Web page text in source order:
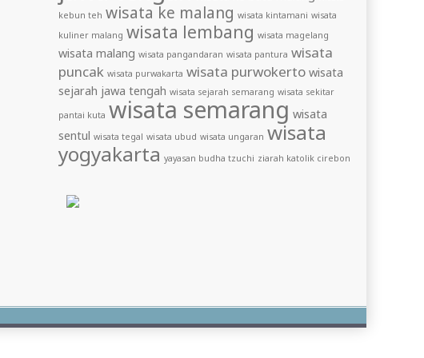
kebun teh wisata ke malang wisata kintamani wisata
kuliner malang wisata lembang wisata magelang
wisata malang wisata pangandaran wisata pantura wisata
puncak wisata purwakarta wisata purwokerto wisata
sejarah jawa tengah wisata sejarah semarang wisata sekitar
pantai kuta wisata semarang wisata
sentul wisata tegal wisata ubud wisata ungaran wisata
yogyakarta yayasan budha tzuchi ziarah katolik cirebon